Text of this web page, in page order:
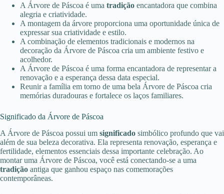
A Árvore de Páscoa é uma tradição encantadora que combina
alegria e criatividade.
A montagem da árvore proporciona uma oportunidade única de
expressar sua criatividade e estilo.
A combinação de elementos tradicionais e modernos na
decoração da Árvore de Páscoa cria um ambiente festivo e
acolhedor.
A Árvore de Páscoa é uma forma encantadora de representar a
renovação e a esperança dessa data especial.
Reunir a família em torno de uma bela Árvore de Páscoa cria
memórias duradouras e fortalece os laços familiares.
Significado da Árvore de Páscoa
A Árvore de Páscoa possui um significado simbólico profundo que vai
além de sua beleza decorativa. Ela representa renovação, esperança e
fertilidade, elementos essenciais dessa importante celebração. Ao
montar uma Árvore de Páscoa, você está conectando-se a uma
tradição antiga que ganhou espaço nas comemorações
contemporâneas.